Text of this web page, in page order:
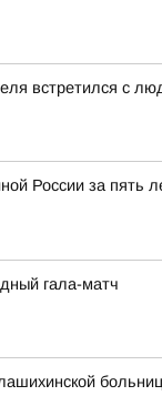
встретился с
России за пять
гала-матч